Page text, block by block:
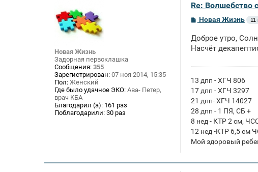
Новая Жизнь
Задорная первоклашка
Сообщения: 355
Зарегистрирован: 07 ноя 2014, 15:35
Пол: Женский
Где было удачное ЭКО: Ава- Петер,
врач КБА
Благодарил (а): 161 раз
Поблагодарили: 30 раз
Re: Волшебство
С
б
щ
Новая Жизнь 11
Доброе утро,
Насчёт
13 дпп - ХГЧ 806
17 дпп - ХГЧ 3297
21 дпп- ХГЧ 14027
28 дпп - 1 ПЯ, СБ +
8 нед - КТР 2 см,
12 нед -КТР 6,5 см
Мой здоровый